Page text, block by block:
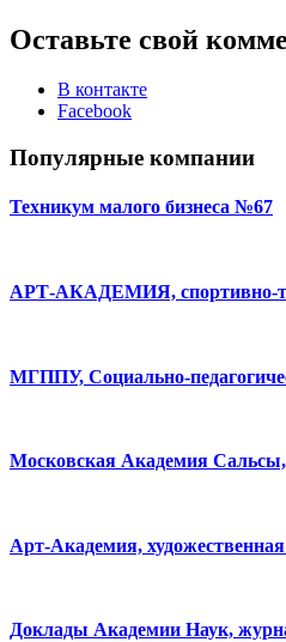
Оставьте свой
В контакте
Facebook
Популярные компании
Техникум малого бизнеса №67
АРТ-АКАДЕМИЯ, спортивно-
МГППУ, Социально-
Московская Академия
Арт-Академия,
Доклады Академии Наук,